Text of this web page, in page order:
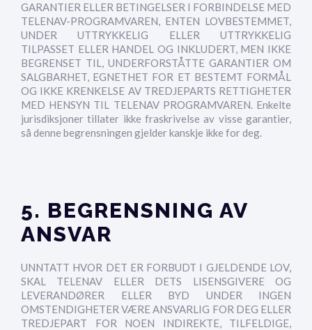
GARANTIER ELLER BETINGELSER I FORBINDELSE MED
TELENAV-PROGRAMVAREN, ENTEN LOVBESTEMMET,
UNDER UTTRYKKELIG ELLER UTTRYKKELIG
TILPASSET ELLER HANDEL OG INKLUDERT, MEN IKKE
BEGRENSET TIL, UNDERFORSTÅTTE GARANTIER OM
SALGBARHET, EGNETHET FOR ET BESTEMT FORMÅL
OG IKKE KRENKELSE AV TREDJEPARTS RETTIGHETER
MED HENSYN TIL TELENAV PROGRAMVAREN. Enkelte
jurisdiksjoner tillater ikke fraskrivelse av visse garantier,
så denne begrensningen gjelder kanskje ikke for deg.
5. BEGRENSNING AV
ANSVAR
UNNTATT HVOR DET ER FORBUDT I GJELDENDE LOV,
SKAL TELENAV ELLER DETS LISENSGIVERE OG
LEVERANDØRER ELLER BYD UNDER INGEN
OMSTENDIGHETER VÆRE ANSVARLIG FOR DEG ELLER
TREDJEPART FOR NOEN INDIREKTE, TILFELDIGE,